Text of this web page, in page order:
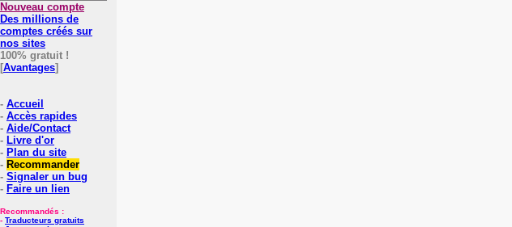
Nouveau compte
Des millions de
comptes créés sur
nos sites
100% gratuit !
[Avantages]
- Accueil
- Accès rapides
- Aide/Contact
- Livre d'or
- Plan du site
- Recommander
- Signaler un bug
- Faire un lien
Recommandés :
- Traducteurs gratuits